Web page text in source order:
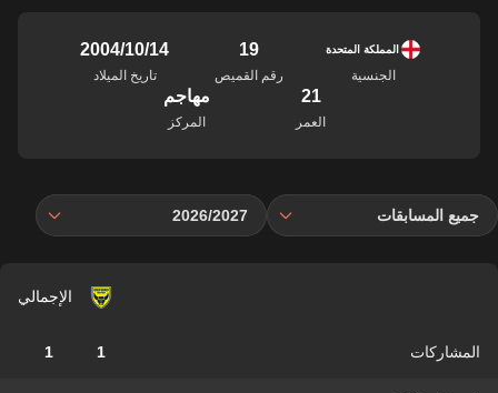
المملكة المتحدة
الجنسية
19
رقم القميص
14‏/10‏/2004
تاريخ الميلاد
21
العمر
مهاجم
المركز
جميع المسابقات 2026/2027
الإجمالي
المشاركات 1
1